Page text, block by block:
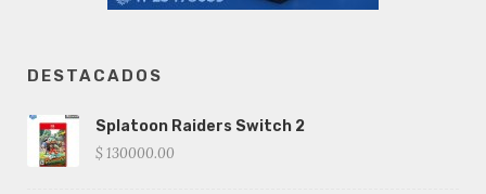
DESTACADOS
Splatoon Raiders Switch 2
$ 130000.00